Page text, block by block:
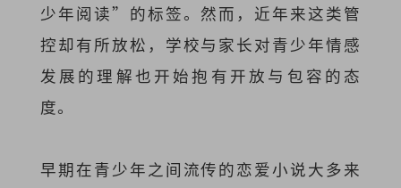
少年阅读”的标签。然而，近年来这类管
控却有所放松，学校与家长对青少年情感
发展的理解也开始抱有开放与包容的态
度。
早期在青少年之间流传的恋爱小说大多来